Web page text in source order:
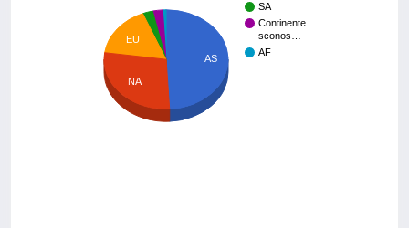
SA
Continente
sconos…
AF
AS
EU
NA